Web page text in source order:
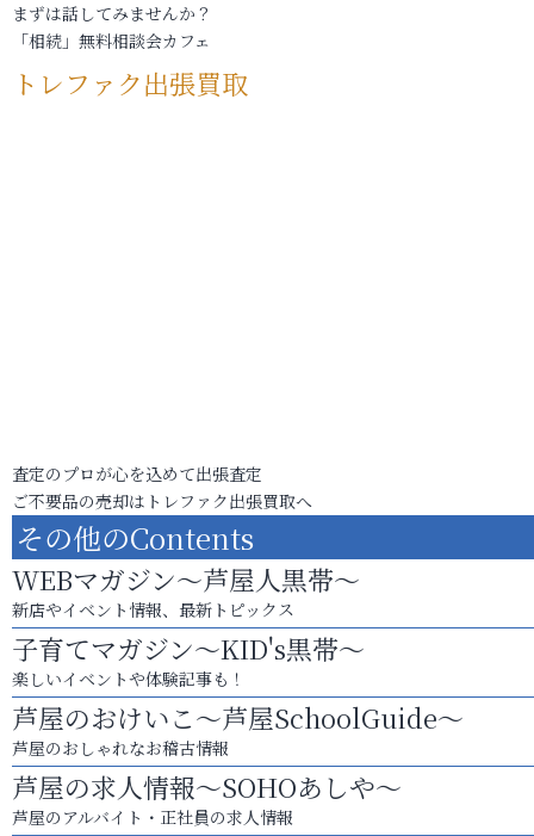
まずは話してみませんか？
「相続」無料相談会カフェ
トレファク出張買取
査定のプロが心を込めて出張査定
ご不要品の売却はトレファク出張買取へ
その他のContents
WEBマガジン～芦屋人黒帯～
新店やイベント情報、最新トピックス
子育てマガジン～KID's黒帯～
楽しいイベントや体験記事も！
芦屋のおけいこ～芦屋SchoolGuide～
芦屋のおしゃれなお稽古情報
芦屋の求人情報～SOHOあしや～
芦屋のアルバイト・正社員の求人情報